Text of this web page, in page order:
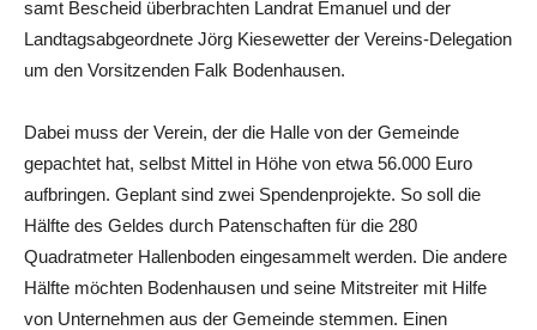
samt Bescheid überbrachten Landrat Emanuel und der
Landtagsabgeordnete Jörg Kiesewetter der Vereins-Delegation
um den Vorsitzenden Falk Bodenhausen.
Dabei muss der Verein, der die Halle von der Gemeinde
gepachtet hat, selbst Mittel in Höhe von etwa 56.000 Euro
aufbringen. Geplant sind zwei Spendenprojekte. So soll die
Hälfte des Geldes durch Patenschaften für die 280
Quadratmeter Hallenboden eingesammelt werden. Die andere
Hälfte möchten Bodenhausen und seine Mitstreiter mit Hilfe
von Unternehmen aus der Gemeinde stemmen. Einen